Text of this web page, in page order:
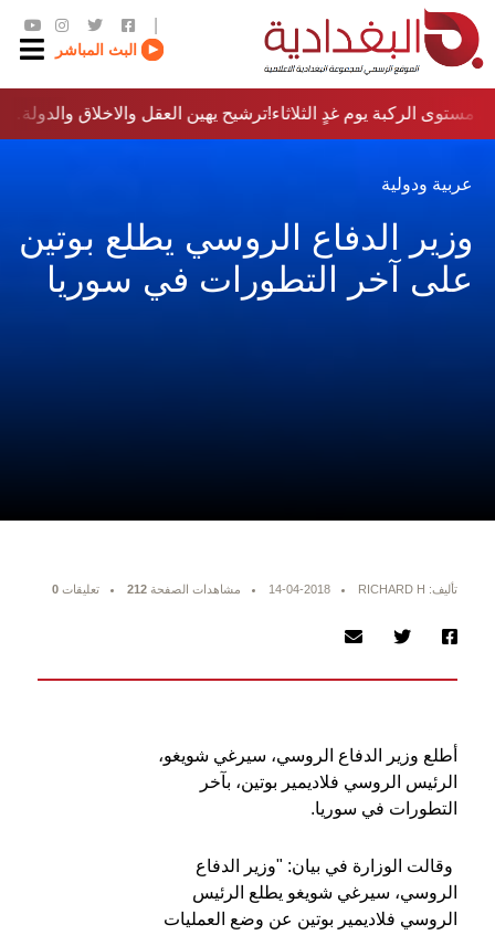
البث المباشر
ترشيح يهين العقل والاخلاق والدولة…؟!مستوى الركبة يوم غدٍ الثلاثاء
عربية ودولية
وزير الدفاع الروسي يطلع بوتين
على آخر التطورات في سوريا
تأليف: RICHARD H 14-04-2018 مشاهدات الصفحة 212 تعليقات 0
أطلع وزير الدفاع الروسي، سيرغي شويغو،
الرئيس الروسي فلاديمير بوتين، بآخر
التطورات في سوريا.
وقالت الوزارة في بيان: "وزير الدفاع
الروسي، سيرغي شويغو يطلع الرئيس
الروسي فلاديمير بوتين عن وضع العمليات